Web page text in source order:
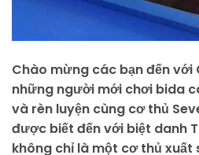
Chào mừng các bạn đến với
những người mới chơi bida
và rèn luyện cùng cơ thủ
được biết đến với biệt danh
không chỉ là một cơ thủ